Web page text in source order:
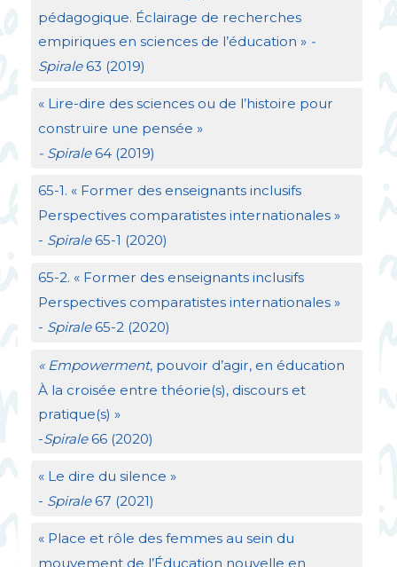
pédagogique. Éclairage de recherches
empiriques en sciences de l’éducation » -
Spirale63 (2019)
« Lire-dire des sciences ou de l’histoire pour
construire une pensée »
- Spirale64 (2019)
65-1. « Former des enseignants inclusifs
Perspectives comparatistes internationales »
- Spirale65-1 (2020)
65-2. « Former des enseignants inclusifs
Perspectives comparatistes internationales »
- Spirale65-2 (2020)
« Empowerment, pouvoir d’agir, en éducation
À la croisée entre théorie(s), discours et
pratique(s) »
-Spirale66 (2020)
« Le dire du silence »
- Spirale67 (2021)
« Place et rôle des femmes au sein du
mouvement de l’Éducation nouvelle en